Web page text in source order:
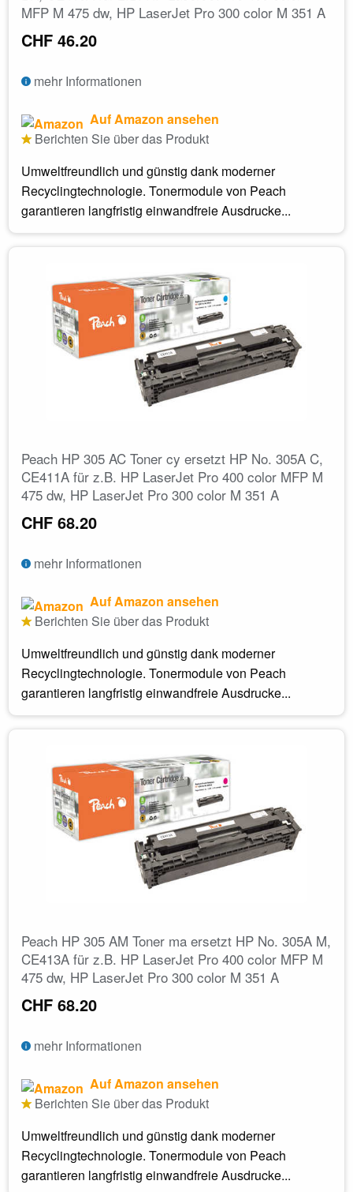
MFP M 475 dw, HP LaserJet Pro 300 color M 351 A
CHF 46.20
mehr Informationen
Auf Amazon ansehen
Berichten Sie über das Produkt
Umweltfreundlich und günstig dank moderner
Recyclingtechnologie. Tonermodule von Peach
garantieren langfristig einwandfreie Ausdrucke...
Peach HP 305 AC Toner cy ersetzt HP No. 305A C,
CE411A für z.B. HP LaserJet Pro 400 color MFP M
475 dw, HP LaserJet Pro 300 color M 351 A
CHF 68.20
mehr Informationen
Auf Amazon ansehen
Berichten Sie über das Produkt
Umweltfreundlich und günstig dank moderner
Recyclingtechnologie. Tonermodule von Peach
garantieren langfristig einwandfreie Ausdrucke...
Peach HP 305 AM Toner ma ersetzt HP No. 305A M,
CE413A für z.B. HP LaserJet Pro 400 color MFP M
475 dw, HP LaserJet Pro 300 color M 351 A
CHF 68.20
mehr Informationen
Auf Amazon ansehen
Berichten Sie über das Produkt
Umweltfreundlich und günstig dank moderner
Recyclingtechnologie. Tonermodule von Peach
garantieren langfristig einwandfreie Ausdrucke...